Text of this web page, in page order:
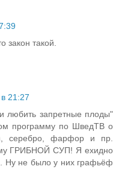
закон такой.
21:27
любить запретные плоды"
программу по ШведТВ о
серебро, фарфор и пр.
ГРИБНОЙ СУП! Я ехидно
Ну не было у них графьёф